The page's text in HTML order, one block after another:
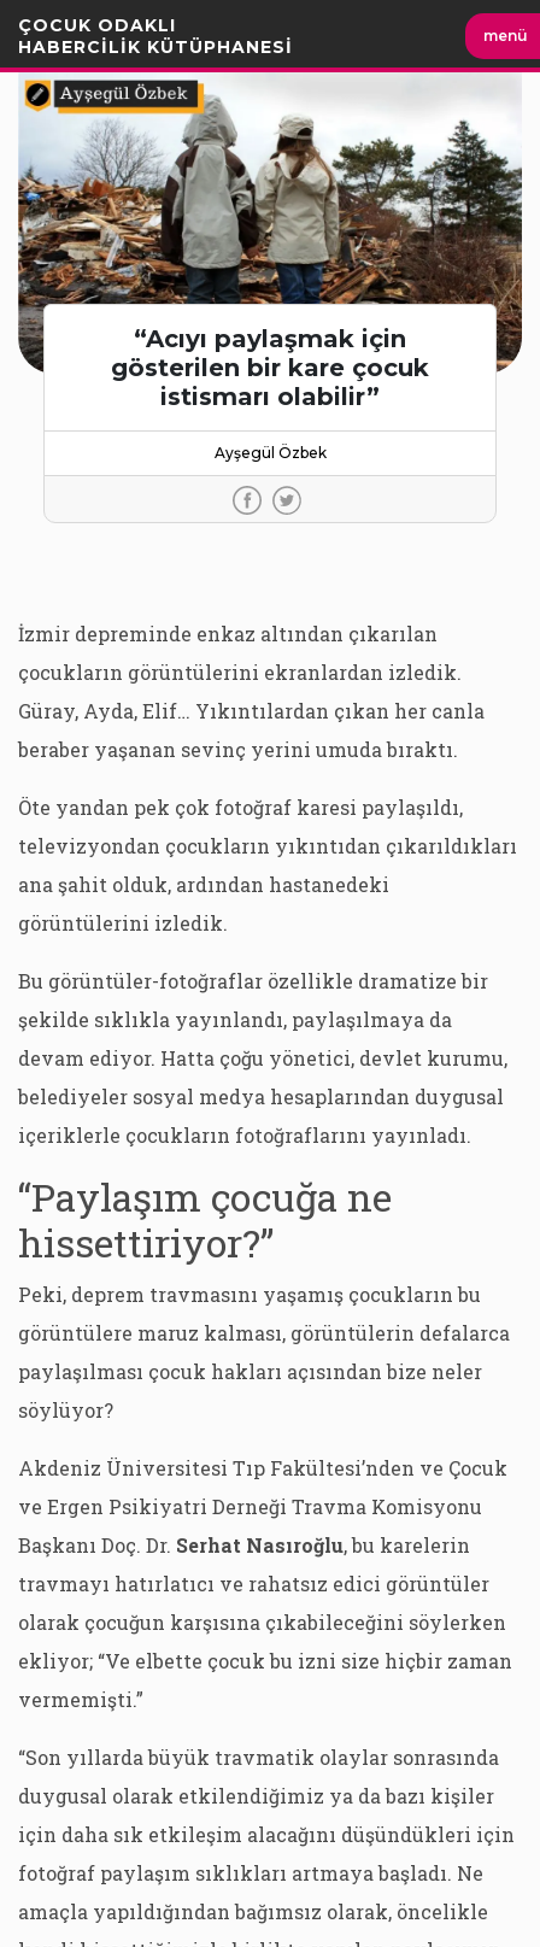
Geç
ÇOCUK ODAKLI
HABERCİLİK KÜTÜPHANESİ
menü
“Acıyı paylaşmak için
gösterilen bir kare çocuk
istismarı olabilir”
Ayşegül Özbek
İzmir depreminde enkaz altından çıkarılan
çocukların görüntülerini ekranlardan izledik.
Güray, Ayda, Elif… Yıkıntılardan çıkan her canla
beraber yaşanan sevinç yerini umuda bıraktı.
Öte yandan pek çok fotoğraf karesi paylaşıldı,
televizyondan çocukların yıkıntıdan çıkarıldıkları
ana şahit olduk, ardından hastanedeki
görüntülerini izledik.
Bu görüntüler-fotoğraflar özellikle dramatize bir
şekilde sıklıkla yayınlandı, paylaşılmaya da
devam ediyor. Hatta çoğu yönetici, devlet kurumu,
belediyeler sosyal medya hesaplarından duygusal
içeriklerle çocukların fotoğraflarını yayınladı.
“Paylaşım çocuğa ne
hissettiriyor?”
Peki, deprem travmasını yaşamış çocukların bu
görüntülere maruz kalması, görüntülerin defalarca
paylaşılması çocuk hakları açısından bize neler
söylüyor?
Akdeniz Üniversitesi Tıp Fakültesi’nden ve Çocuk
ve Ergen Psikiyatri Derneği Travma Komisyonu
Başkanı Doç. Dr. Serhat Nasıroğlu, bu karelerin
travmayı hatırlatıcı ve rahatsız edici görüntüler
olarak çocuğun karşısına çıkabileceğini söylerken
ekliyor; “Ve elbette çocuk bu izni size hiçbir zaman
vermemişti.”
“Son yıllarda büyük travmatik olaylar sonrasında
duygusal olarak etkilendiğimiz ya da bazı kişiler
için daha sık etkileşim alacağını düşündükleri için
fotoğraf paylaşım sıklıkları artmaya başladı. Ne
amaçla yapıldığından bağımsız olarak, öncelikle